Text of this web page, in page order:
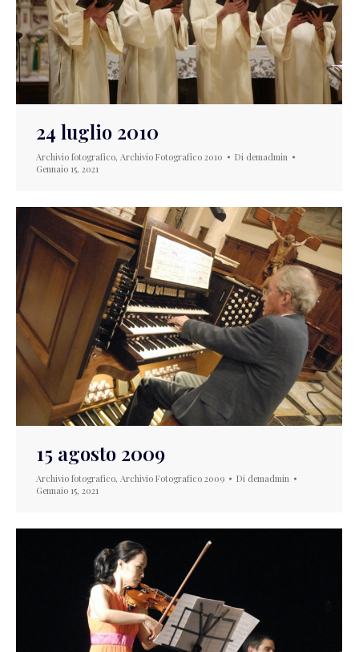
24 luglio 2010
Archivio fotografico, Archivio Fotografico 2010 Di demadmin
Gennaio 15, 2021
15 agosto 2009
Archivio fotografico, Archivio Fotografico 2009 Di demadmin
Gennaio 15, 2021